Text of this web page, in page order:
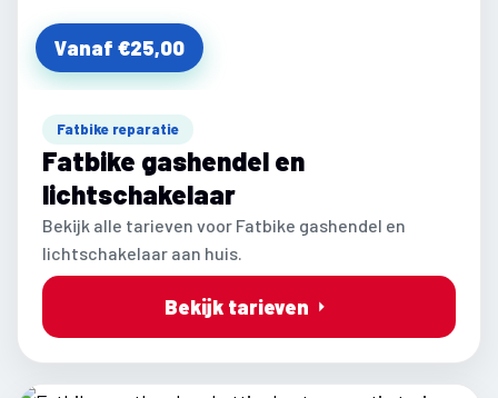
Vanaf €25,00
Fatbike reparatie
Fatbike gashendel en
lichtschakelaar
Bekijk alle tarieven voor Fatbike gashendel en
lichtschakelaar aan huis.
Bekijk tarieven